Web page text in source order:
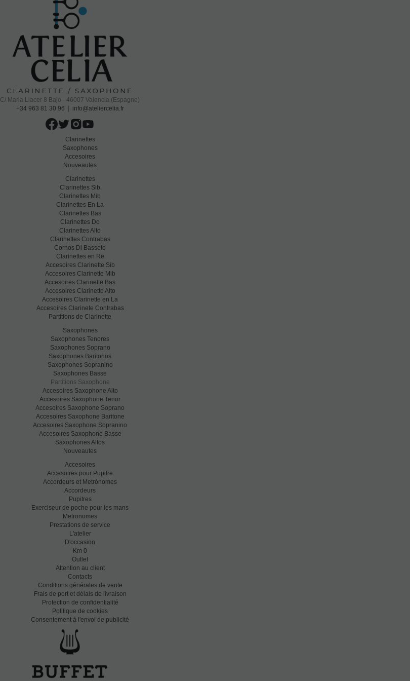
C/ Maria Llacer 8 Bajo - 46007 Valencia (Espagne)
+34 963 81 30 96
info@ateliercelia.fr
Clarinettes
Saxophones
Accesoires
Nouveautes
Clarinettes
Clarinettes Sib
Clarinettes Mib
Clarinettes En La
Clarinettes Bas
Clarinettes Do
Clarinettes Alto
Clarinettes Contrabas
Cornos Di Basseto
Clarinettes en Re
Accesoires Clarinette Sib
Accesoires Clarinette Mib
Accesoires Clarinette Bas
Accesoires Clarinette Alto
Accesoires Clarinette en La
Accesoires Clarinete Contrabas
Partitions de Clarinette
Saxophones
Saxophones Tenores
Saxophones Soprano
Saxophones Baritonos
Saxophones Sopranino
Saxophones Basse
Partitions Saxophone
Accesoires Saxophone Alto
Accesoires Saxophone Tenor
Accesoires Saxophone Soprano
Accesoires Saxophone Baritone
Accesoires Saxophone Sopranino
Accesoires Saxophone Basse
Saxophones Altos
Nouveautes
Accesoires
Accesoires pour Pupitre
Accordeurs et Metrónomes
Accordeurs
Pupitres
Exerciseur de poche pour les mans
Metronomes
Prestations de service
L'atelier
D'occasion
Km 0
Outlet
Attention au client
Contacts
Conditions générales de vente
Frais de port et délais de livraison
Protection de confidentialité
Politique de cookies
Consentement à l'envoi de publicité